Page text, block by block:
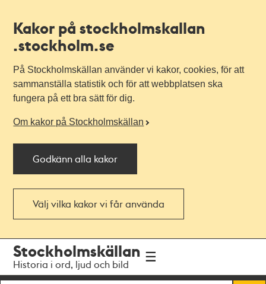
Kakor på stockholmskallan
.stockholm.se
På Stockholmskällan använder vi kakor, cookies, för att
sammanställa statistik och för att webbplatsen ska
fungera på ett bra sätt för dig.
Om kakor på Stockholmskällan
Godkänn alla kakor
Välj vilka kakor vi får använda
navigationen
huvudinnehållet
Stockholmskällan
Historia i ord, ljud och bild